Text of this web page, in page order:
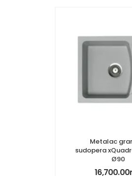
Metalac
sudopera
Ø90
16,700.00